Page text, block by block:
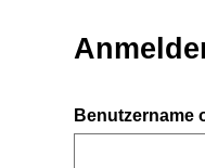
Benutzername